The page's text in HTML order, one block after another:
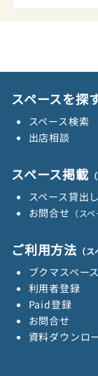
スペースを探
スペース検索
出店相談
スペース掲載
スペース貸出
お問合せ （ス
ご利用方法 （
ブクマスペー
利用者登録
Paid登録
お問合せ
資料ダウンロ